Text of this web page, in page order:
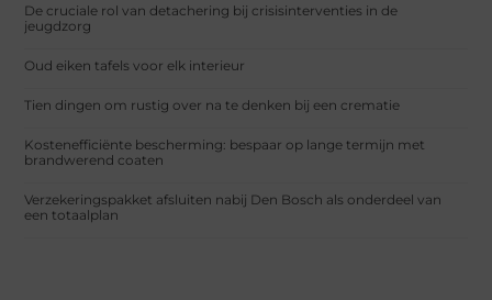
De cruciale rol van detachering bij crisisinterventies in de
jeugdzorg
Oud eiken tafels voor elk interieur
Tien dingen om rustig over na te denken bij een crematie
Kostenefficiënte bescherming: bespaar op lange termijn met
brandwerend coaten
Verzekeringspakket afsluiten nabij Den Bosch als onderdeel van
een totaalplan